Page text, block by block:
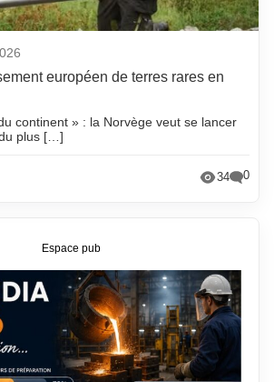
européen de terres rares en
continent » : la Norvège veut se lancer
plus […]
34 0
Espace pub